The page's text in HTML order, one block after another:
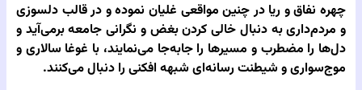
چهره نفاق و ریا در چنین مواقعی غلیان نموده و در قالب دلسوزی
و مردم‌داری به دنبال خالی کردن بغض و نگرانی جامعه برمی‌آید و
دل‌ها را مضطرب و مسیرها را جابه‌جا می‌نمایند، با غوغا سالاری و
موج‌سواری و شیطنت رسانه‌ای شبهه افکنی را دنبال می‌کنند.